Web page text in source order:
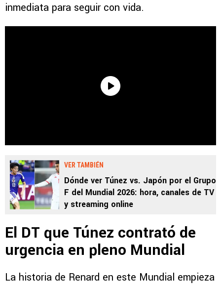
inmediata para seguir con vida.
VER TAMBIÉN
Dónde ver Túnez vs. Japón por el Grupo
F del Mundial 2026: hora, canales de TV
y streaming online
El DT que Túnez contrató de
urgencia en pleno Mundial
La historia de Renard en este Mundial empieza